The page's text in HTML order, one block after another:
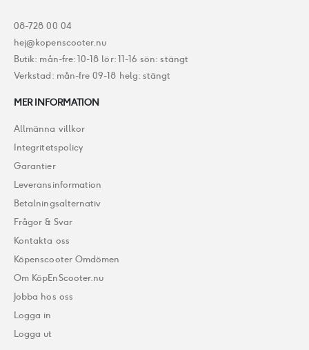
08-728 00 04
hej@kopenscooter.nu
Butik: mån-fre: 10-18 lör: 11-16 sön: stängt
Verkstad: mån-fre 09-18 helg: stängt
MER INFORMATION
Allmänna villkor
Integritetspolicy
Garantier
Leveransinformation
Betalningsalternativ
Frågor & Svar
Kontakta oss
Köpenscooter Omdömen
Om KöpEnScooter.nu
Jobba hos oss
Logga in
Logga ut